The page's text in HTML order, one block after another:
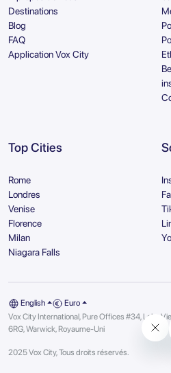
Destinations
Blog
FAQ
Application Vox City
Top Cities
Rome
Londres
Venise
Florence
Milan
Niagara Falls
English
Euro
Vox City International, Pure Offices #34, Lake
6RG, Warwick, Royaume-Uni
2025 Vox City, Tous droits réservés.